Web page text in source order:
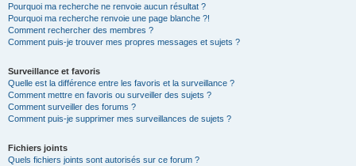
Pourquoi ma recherche ne renvoie aucun résultat ?
Pourquoi ma recherche renvoie une page blanche ?!
Comment rechercher des membres ?
Comment puis-je trouver mes propres messages et sujets ?
Surveillance et favoris
Quelle est la différence entre les favoris et la surveillance ?
Comment mettre en favoris ou surveiller des sujets ?
Comment surveiller des forums ?
Comment puis-je supprimer mes surveillances de sujets ?
Fichiers joints
Quels fichiers joints sont autorisés sur ce forum ?